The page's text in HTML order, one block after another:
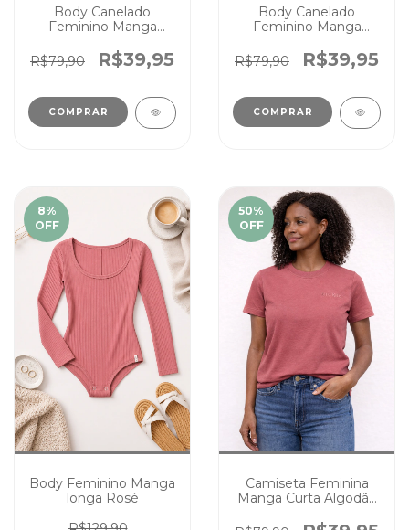
Body Canelado
Feminino Manga
R$79,90
R$39,95
COMPRAR
Body Canelado
Feminino Manga
R$79,90
R$39,95
COMPRAR
8%
OFF
Body Feminino Manga
longa Rosé
50%
OFF
Camiseta Feminina
Manga Curta Algodão